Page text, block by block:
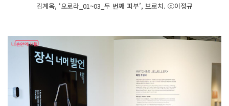
김계옥, ‘오로라_01~03_두 번째 피부’, 브로치. ⓒ이정규